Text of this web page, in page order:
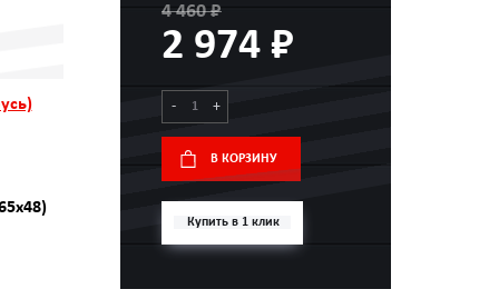
4 460 ₽
2 974 ₽
- +
В КОРЗИНУ
Купить в 1 клик